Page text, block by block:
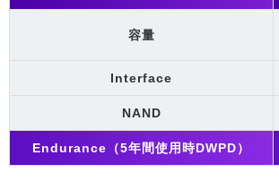
容量
Interface
NAND
Endurance（5年間使用時DWPD）